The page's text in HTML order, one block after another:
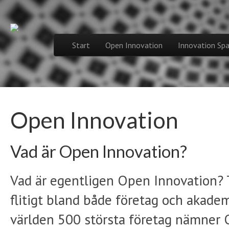
Spinnovation
Main menu
Start Open Innovation Innovation
Open Innovation
Vad är Open Innovation?
Vad är egentligen Open Innovation?
flitigt bland både företag och
världen 500 största företag nämner